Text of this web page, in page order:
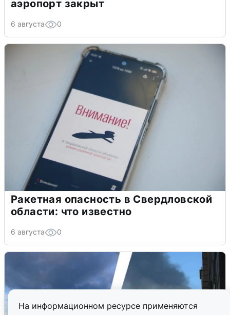
На информационном ресурсе применяются
аэропорт закрыт
6 августа 0
Ракетная опасность в Свердловской
области: что известно
6 августа 0